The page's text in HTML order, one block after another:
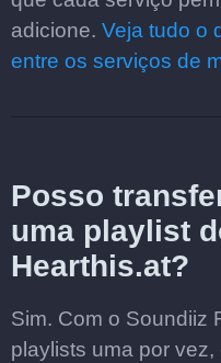
adicione. Veja tudo o
entre os serviços de
Posso
uma playlist
Hearthis.at?
Sim. Com o Soundiiz
playlists uma por